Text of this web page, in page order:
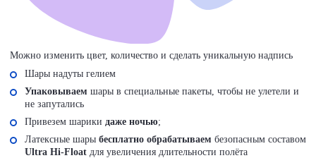
Можно изменить цвет, количество и сделать уникальную надпись
Шары надуты гелием
Упаковываем шары в специальные пакеты, чтобы не улетели и
не запутались
Привезем шарики даже ночью;
Латексные шары бесплатно обрабатываем безопасным составом
Ultra Hi-Float для увеличения длительности полёта